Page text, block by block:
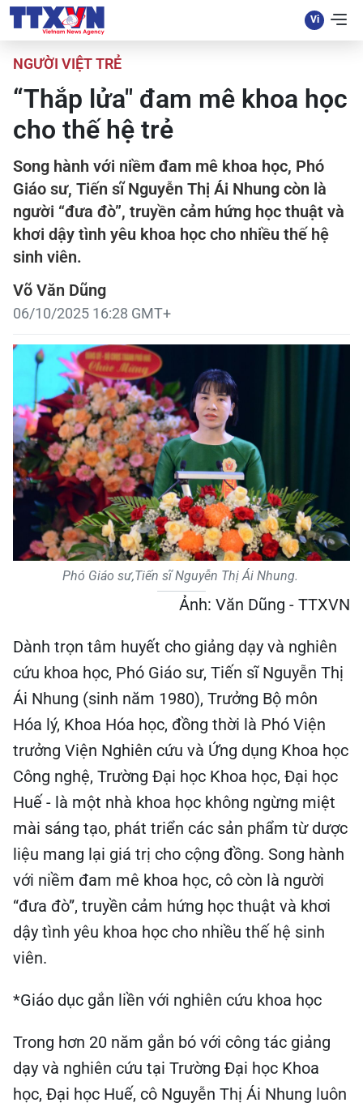
NGƯỜI VIỆT TRẺ
“Thắp lửa" đam mê khoa học
cho thế hệ trẻ
Song hành với niềm đam mê khoa học, Phó
Giáo sư, Tiến sĩ Nguyễn Thị Ái Nhung còn là
người “đưa đò”, truyền cảm hứng học thuật và
khơi dậy tình yêu khoa học cho nhiều thế hệ
sinh viên.
Võ Văn Dũng
06/10/2025 16:28 GMT+
Phó Giáo sư,Tiến sĩ Nguyễn Thị Ái Nhung.
Ảnh: Văn Dũng - TTXVN
Dành trọn tâm huyết cho giảng dạy và nghiên
cứu khoa học, Phó Giáo sư, Tiến sĩ Nguyễn Thị
Ái Nhung (sinh năm 1980), Trưởng Bộ môn
Hóa lý, Khoa Hóa học, đồng thời là Phó Viện
trưởng Viện Nghiên cứu và Ứng dụng Khoa học
Công nghệ, Trường Đại học Khoa học, Đại học
Huế - là một nhà khoa học không ngừng miệt
mài sáng tạo, phát triển các sản phẩm từ dược
liệu mang lại giá trị cho cộng đồng. Song hành
với niềm đam mê khoa học, cô còn là người
“đưa đò”, truyền cảm hứng học thuật và khơi
dậy tình yêu khoa học cho nhiều thế hệ sinh
viên.
*Giáo dục gắn liền với nghiên cứu khoa học
Trong hơn 20 năm gắn bó với công tác giảng
dạy và nghiên cứu tại Trường Đại học Khoa
học, Đại học Huế, cô Nguyễn Thị Ái Nhung luôn